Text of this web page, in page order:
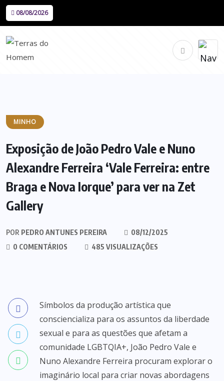
08/08/2026
MINHO
Exposição de João Pedro Vale e Nuno
Alexandre Ferreira ‘Vale Ferreira: entre
Braga e Nova Iorque’ para ver na Zet
Gallery
POR PEDRO ANTUNES PEREIRA
08/12/2025
0 COMENTÁRIOS
485 VISUALIZAÇÕES
Símbolos da produção artística que
consciencializa para os assuntos da liberdade
sexual e para as questões que afetam a
comunidade LGBTQIA+, João Pedro Vale e
Nuno Alexandre Ferreira procuram explorar o
imaginário local para criar novas abordagens